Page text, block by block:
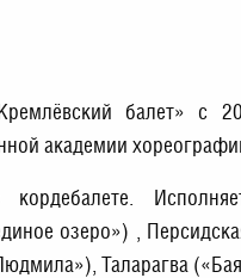
балет» с
академии
кордебалете.
озеро») ,
Таларагва